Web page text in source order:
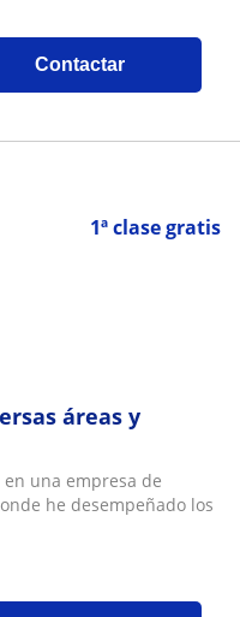
Contactar
1ª clase gratis
áreas y
una empresa de
he desempeñado los